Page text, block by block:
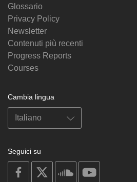
Glossario
Privacy Policy
Newsletter
Contenuti più recenti
Progress Reports
Courses
Cambia lingua
Seguici su
on
facebook
soundcloud